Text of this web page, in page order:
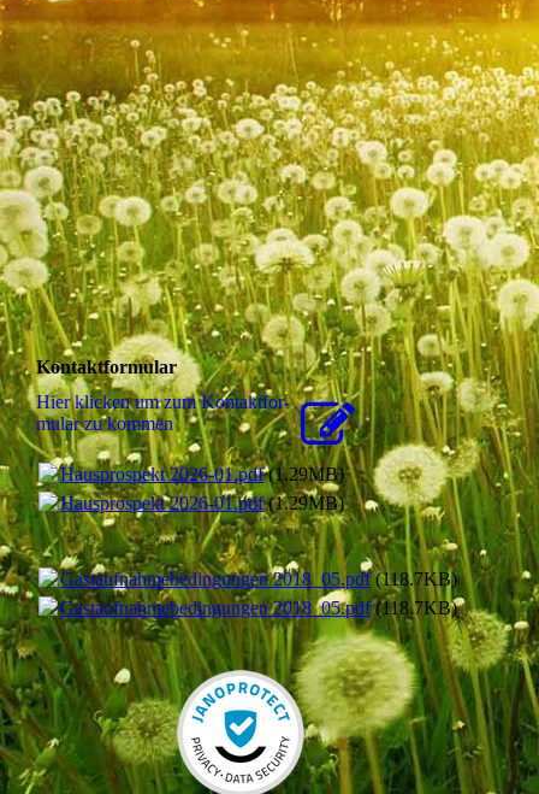
Badezimmer
Kontaktformular
Hier klicken um zum Kon­takt­for­
mu­lar zu kommen
Hausprospekt 2026-01.pdf(1.29MB)
Hausprospekt 2026-01.pdf(1.29MB)
Gastaufnahmebedingungen 2018_05.pdf(118.7KB)
Gastaufnahmebedingungen 2018_05.pdf(118.7KB)